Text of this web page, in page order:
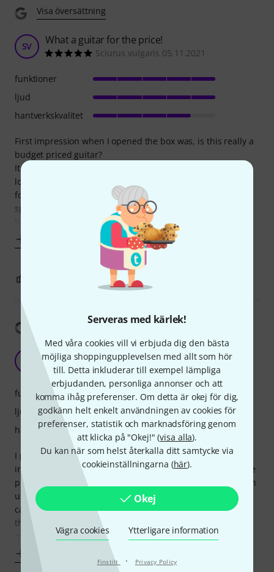
Serveras med kärlek!
Med våra cookies vill vi erbjuda dig den bästa
möjliga shoppingupplevelsen med allt som hör
till. Detta inkluderar till exempel lämpliga
erbjudanden, personliga annonser och att
komma ihåg preferenser. Om detta är okej för dig,
godkänn helt enkelt användningen av cookies för
preferenser, statistik och marknadsföring genom
att klicka på "Okej!" (visa alla).
Du kan när som helst återkalla ditt samtycke via
cookieinställningarna (här).
Okej
Vägra cookies Ytterligare information
Finstilt · Privacy Policy
Visa översättning
SV What a guitar for the price!
Sciurus vulgaris 05.11.2021
First impression when I opened the box was, is this really a
budget priced guitar?
It looks expensive; the only thing that seems a little cheap,
looking very closely, is the pick guard. Closer inspection
found four marks in the varnish on the back, a couple of
specks in the varnish on the top and a little excess glue
between the rosette and the pick guard where
funktioner
ljud
hantverkskvalitet
ANMÄL RECENSION
Visa översättning
OTTIMO PRODOTTO
Bluepicker 06.06.2018
I purchased this Jumbo acoustic guitar for live use, so the
instrument had to be equipped with a pickup and an active
preamp. Since the instrument in question would have been
used mainly with DADGAD tuning and Heavy 0.60 / 0.14
caliber strings I needed an instrument that would support
the tension of such big strings, not wanting to use one of
my Martin or one of my
funktioner
ljud
hantverkskvalitet